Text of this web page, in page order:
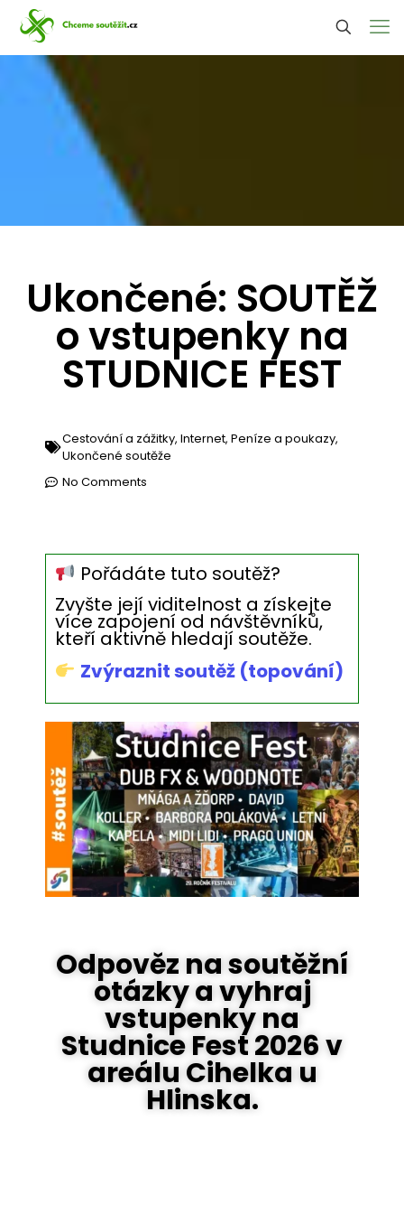
Ukončené: SOUTĚŽ
o vstupenky na
STUDNICE FEST
Cestování a zážitky, Internet, Peníze a poukazy,
Ukončené soutěže
No Comments
Pořádáte tuto soutěž?
Zvyšte její viditelnost a získejte
více zapojení od návštěvníků,
kteří aktivně hledají soutěže.
Zvýraznit soutěž (topování)
Odpověz na soutěžní
otázky a vyhraj
vstupenky na
Studnice Fest 2026 v
areálu Cihelka u
Hlinska.